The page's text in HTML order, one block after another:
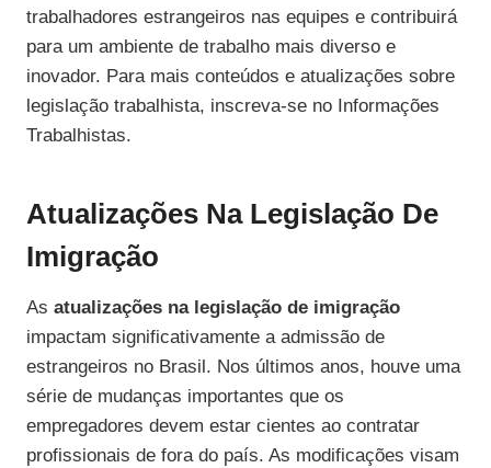
trabalhadores estrangeiros nas equipes e contribuirá
para um ambiente de trabalho mais diverso e
inovador. Para mais conteúdos e atualizações sobre
legislação trabalhista, inscreva-se no Informações
Trabalhistas.
Atualizações Na Legislação De
Imigração
As atualizações na legislação de imigração
impactam significativamente a admissão de
estrangeiros no Brasil. Nos últimos anos, houve uma
série de mudanças importantes que os
empregadores devem estar cientes ao contratar
profissionais de fora do país. As modificações visam